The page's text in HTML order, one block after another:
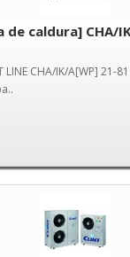
de caldura] CHA/
CHA/IK/A[WP] 21-